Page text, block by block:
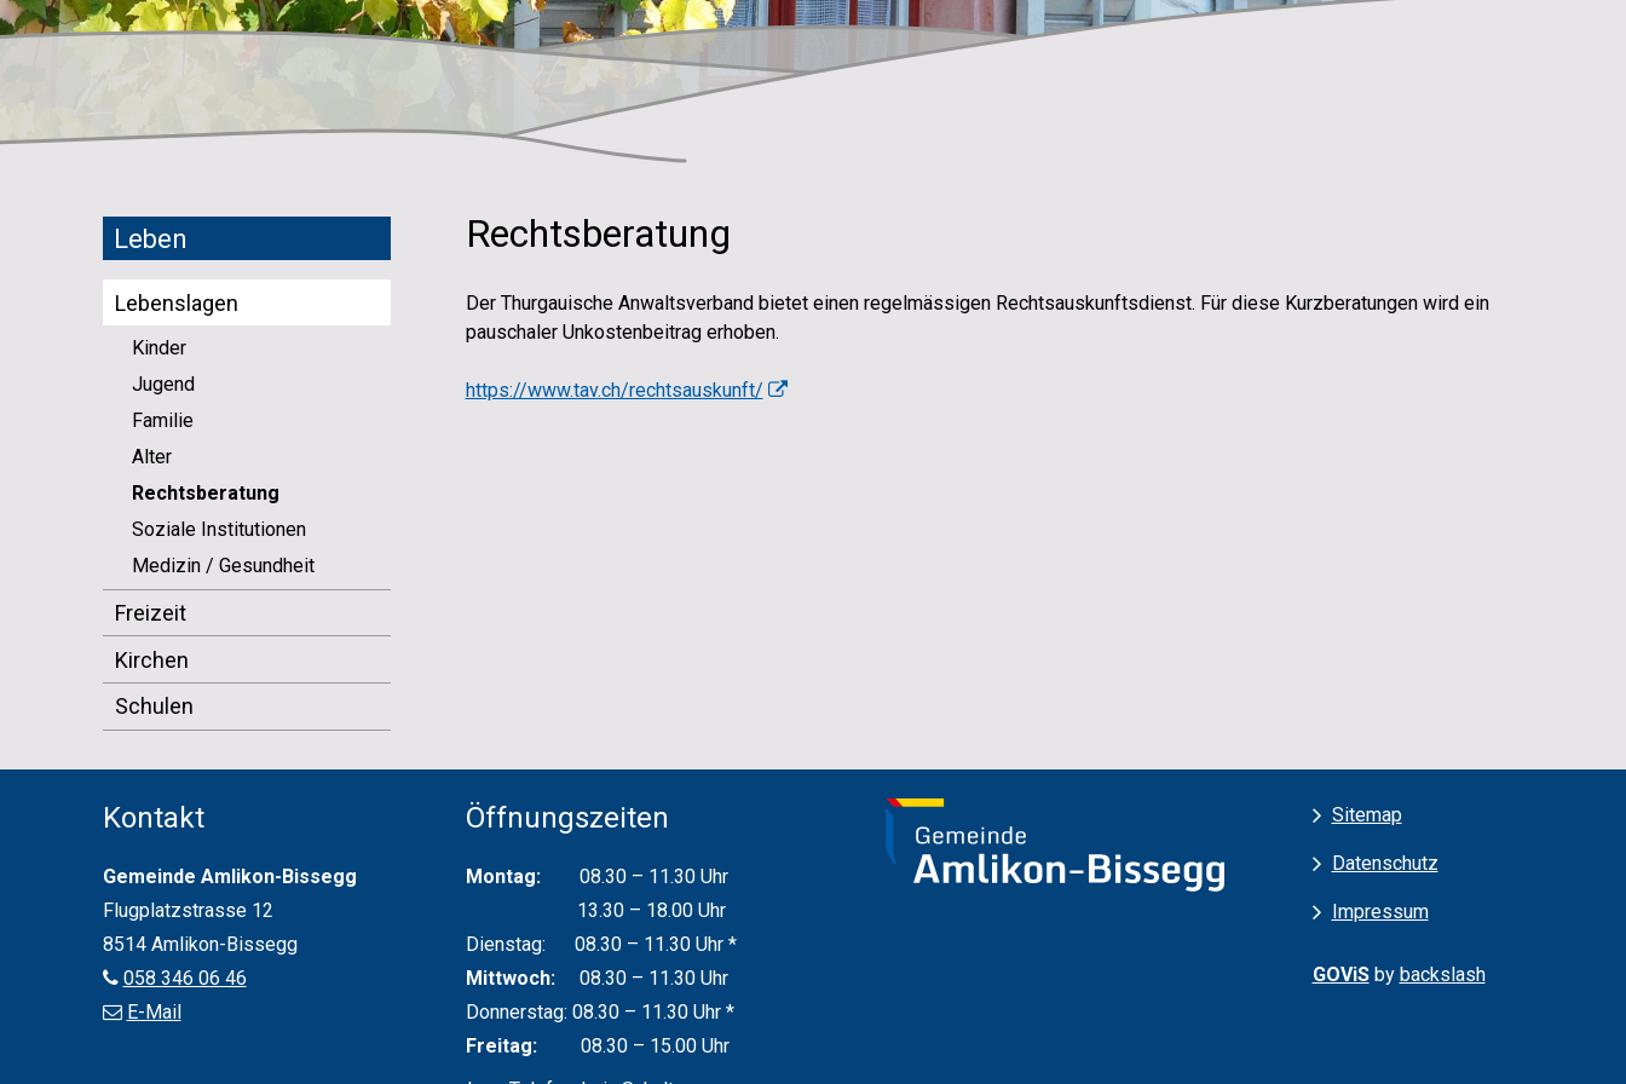
Subnavigation
Leben
Lebenslagen
Kinder
Jugend
Familie
Alter
Rechtsberatung
Soziale Institutionen
Medizin / Gesundheit
Freizeit
Kirchen
Schulen
Rechtsberatung
Der Thurgauische Anwaltsverband bietet einen regelmässigen Rechtsauskunftsdienst. Für diese Kurzberatungen wird ein
pauschaler Unkostenbeitrag erhoben.
https://www.tav.ch/rechtsauskunft/
Kontakt
Gemeinde Amlikon-Bissegg
Flugplatz­strasse 12
8514 Amlikon-Bissegg
058 346 06 46
E-Mail
Öffnungszeiten
Montag: 08.30 – 11.30 Uhr
13.30 – 18.00 Uhr
Dienstag: 08.30 – 11.30 Uhr *
Mittwoch: 08.30 – 11.30 Uhr
Donnerstag: 08.30 – 11.30 Uhr *
Freitag: 08.30 – 15.00 Uhr
Services
Sitemap
Datenschutz
Impressum
GOViSby backslash